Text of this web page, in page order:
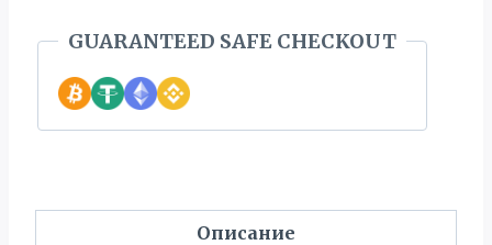
ВЫПЛАТЫ
106€
СПРОСИТЕ
ПРЕДЛОЖЕНИЕ!
GUARANTEED SAFE CHECKOUT
Описание